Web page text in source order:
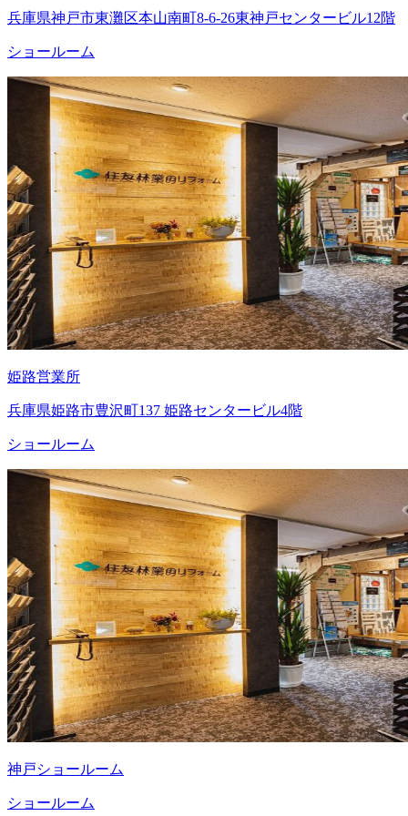
兵庫県神戸市東灘区本山南町8-6-26東神戸センタービル12階
ショールーム
姫路営業所
兵庫県姫路市豊沢町137 姫路センタービル4階
ショールーム
神戸ショールーム
ショールーム